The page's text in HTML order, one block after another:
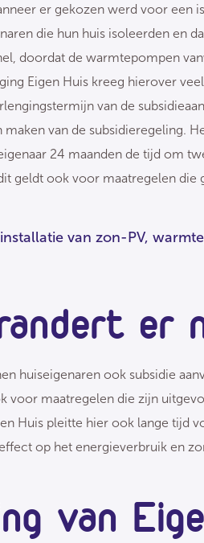
er gekozen werd voor een
die hun huis isoleerden en
doordat de warmtepompen
Eigen Huis kreeg hierover
van de
van de subsidieregeling.
24 maanden de tijd om
geldt ook voor maatregelen die
van zon-PV,
er
huiseigenaren ook subsidie
voor maatregelen die zijn
Huis pleitte hier ook lange tijd
op het energieverbruik en
van